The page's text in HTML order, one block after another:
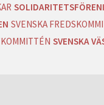
SVENSKA
SVENSKA